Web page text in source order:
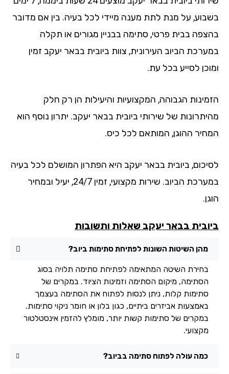
על מנת לתת מענה מיידי לכל בעיה. בין אם מדובר
בבית פרטי, סתימה בבניין מגורים או תקלה
הביוב העירונית, צוות ביובית בבאר יעקב זמין
לסייע בכל עת.
הגבוהה, המקצועיות והיעילות הן רק חלק
של שירותי ביובית בבאר יעקב. יתרון נוסף הוא
ההוגן, המותאם לכל כיס.
ביובית בבאר יעקב היא הפתרון המושלם לכל בעיה
במערכת הביוב. שירות מקצועי, זמין 24/7, יעיל ובמחיר
בבאר יעקב שאלות ותשובות
מהן השיטות השונות לפתיחת סתימות ביוב?
בחירת השיטה המתאימה לפתיחת סתימה תלויה בסוג
הסתימה, מיקום הסתימה וזמינות הציוד. במקרים של
סתימות קלות, ניתן לנסות לפתוח את הסתימה בעצמך
באמצעות אביזרים ביתיים, כגון בלון או חומר ניקוי סתימות.
במקרים של סתימות קשות יותר, מומלץ להזמין אינסטלטור
מקצועי.
כמה עולה לפתוח סתימה בביוב?